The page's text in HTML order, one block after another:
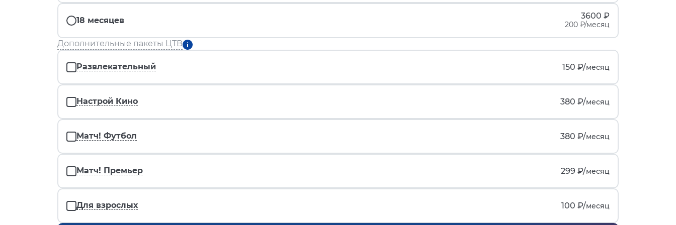
18 месяцев 3600 ₽
200 ₽/месяц
Дополнительные пакеты ЦТВ
Развлекательный 150 ₽/месяц
Настрой Кино 380 ₽/месяц
Матч! Футбол 380 ₽/месяц
Матч! Премьер 299 ₽/месяц
Для взрослых 100 ₽/месяц